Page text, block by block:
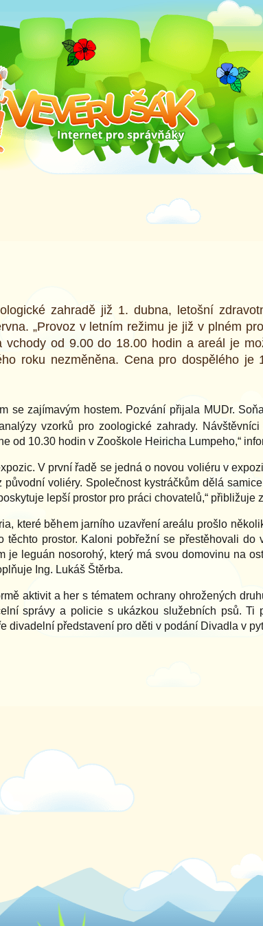
zahradě již 1. dubna, letošní
„Provoz v letním režimu je již v plném
od 9.00 do 18.00 hodin a areál je
roku nezměněna. Cena pro dospělého
se zajímavým hostem. Pozvání přijala MUDr.
vzorků pro zoologické zahrady.
od 10.30 hodin v Zooškole Heiricha Lumpeho,“
V první řadě se jedná o novou voliéru v
voliéry. Společnost kystráčkům dělá
lepší prostor pro práci chovatelů,“ přibližuje
které během jarního uzavření areálu prošlo
prostor. Kaloni pobřežní se přestěhovali do
leguán nosorohý, který má svou domovinu na
Ing. Lukáš Štěrba.
aktivit a her s tématem ochrany ohrožených
správy a policie s ukázkou služebních psů. Ti
divadelní představení pro děti v podání Divadla v